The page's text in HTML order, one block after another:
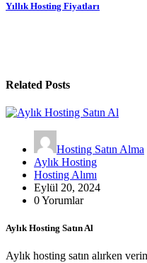
Yıllık Hosting Fiyatları
Related Posts
Hosting Satın Alma
Aylık Hosting
Hosting Alımı
Eylül 20, 2024
0 Yorumlar
Aylık Hosting Satın Al
Aylık hosting satın alırken